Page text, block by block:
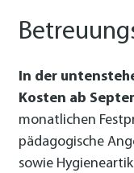
In der
Kosten ab
monatlichen
pädagogische
sowie